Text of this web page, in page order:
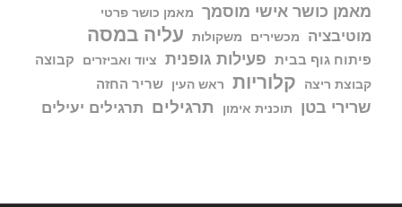
מאמן כושר אישי מוסמך מאמן כושר פרטי
מוטיבציה מכשירים משקולות עליה במסה
פיתוח גוף בבית פעילות גופנית ציוד ואביזרים קבוצה
קבוצת ריצה קלוריות ראש העין שריר החזה
שרירי בטן תוכנית אימון תרגילים תרגילים יעילים